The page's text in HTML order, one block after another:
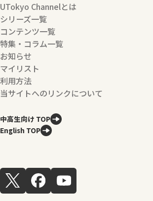
UTokyo Channelとは
シリーズ一覧
コンテンツ一覧
特集・コラム一覧
お知らせ
マイリスト
利用方法
当サイトへのリンクについて
中高生向け TOP
English TOP